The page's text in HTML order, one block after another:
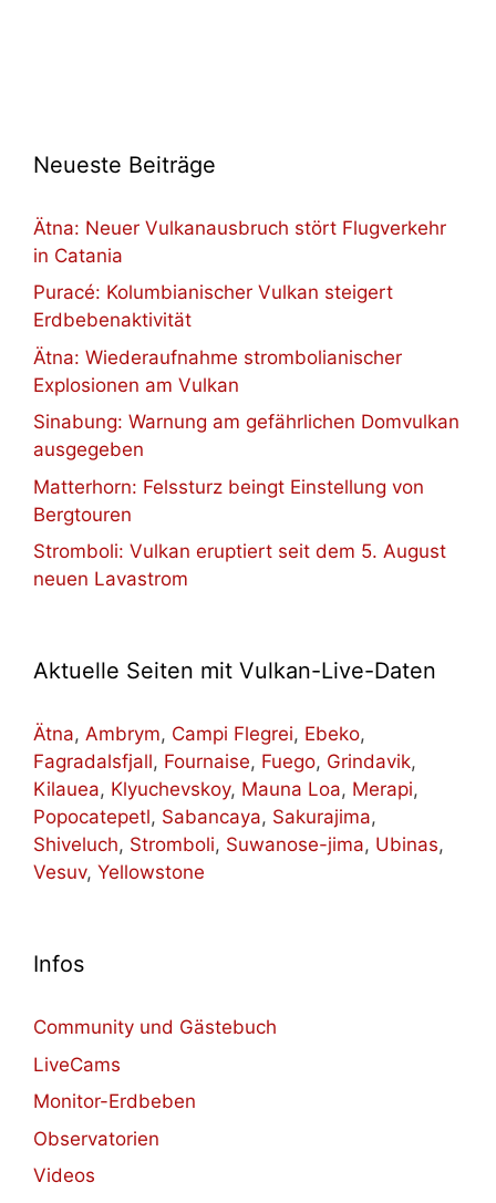
Neueste Beiträge
Ätna: Neuer Vulkanausbruch stört Flugverkehr
in Catania
Puracé: Kolumbianischer Vulkan steigert
Erdbebenaktivität
Ätna: Wiederaufnahme strombolianischer
Explosionen am Vulkan
Sinabung: Warnung am gefährlichen Domvulkan
ausgegeben
Matterhorn: Felssturz beingt Einstellung von
Bergtouren
Stromboli: Vulkan eruptiert seit dem 5. August
neuen Lavastrom
Aktuelle Seiten mit Vulkan-Live-Daten
Ätna, Ambrym, Campi Flegrei, Ebeko,
Fagradalsfjall, Fournaise, Fuego, Grindavik,
Kilauea, Klyuchevskoy, Mauna Loa, Merapi,
Popocatepetl, Sabancaya, Sakurajima,
Shiveluch, Stromboli, Suwanose-jima, Ubinas,
Vesuv, Yellowstone
Infos
Community und Gästebuch
LiveCams
Monitor-Erdbeben
Observatorien
Videos